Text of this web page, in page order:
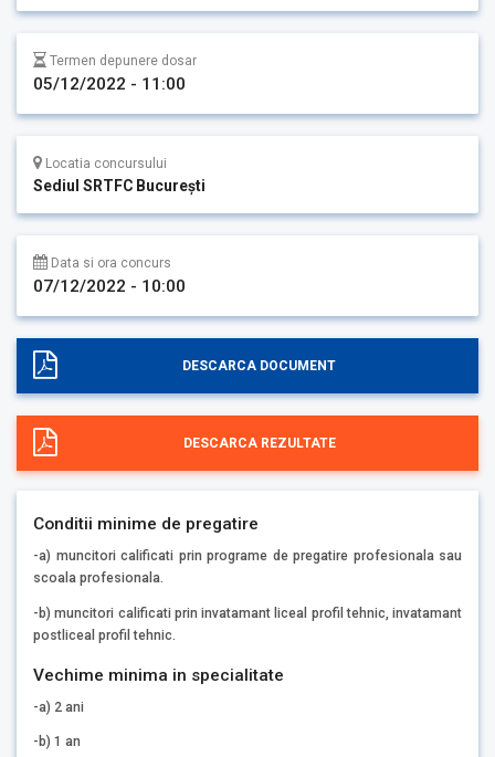
Termen depunere dosar
05/12/2022 - 11:00
Locatia concursului
Sediul SRTFC București
Data si ora concurs
07/12/2022 - 10:00
DESCARCA DOCUMENT
DESCARCA REZULTATE
Conditii minime de pregatire
-a) muncitori calificati prin programe de pregatire profesionala sau
scoala profesionala.
-b) muncitori calificati prin invatamant liceal profil tehnic, invatamant
postliceal profil tehnic.
Vechime minima in specialitate
-a) 2 ani
-b) 1 an